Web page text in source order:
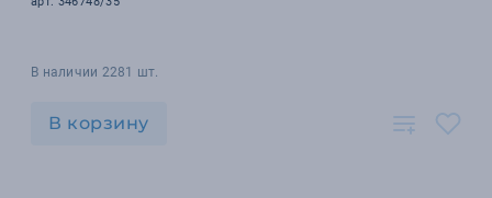
В наличии 2281 шт.
В корзину